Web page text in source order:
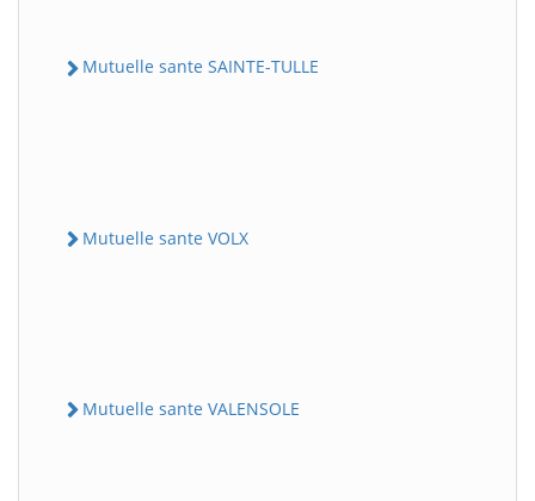
Mutuelle sante SAINTE-TULLE
Mutuelle sante VOLX
Mutuelle sante VALENSOLE